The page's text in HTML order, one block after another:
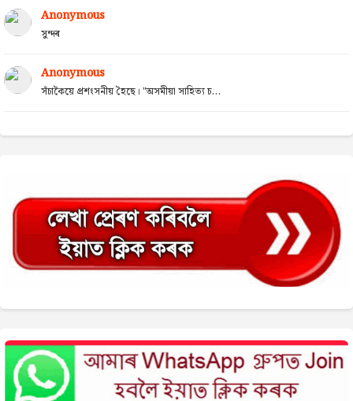
Anonymous
সুন্দৰ
Anonymous
সঁচাকৈয়ে প্ৰশংসনীয় হৈছে। "অসমীয়া সাহিত্য চ...